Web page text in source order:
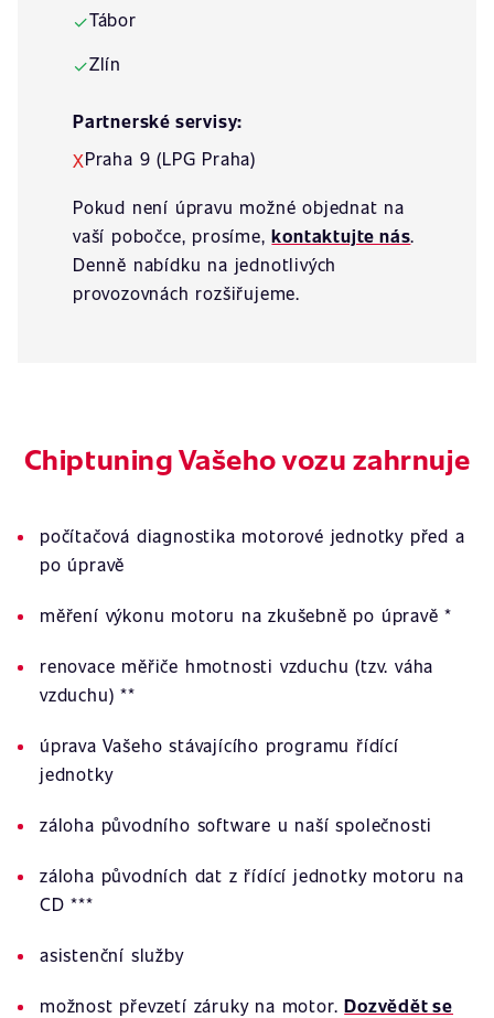
✓Tábor
✓Zlín
Partnerské servisy:
XPraha 9 (LPG Praha)
Pokud není úpravu možné objednat na
vaší pobočce, prosíme,kontaktujte nás.
Denně nabídku na jednotlivých
provozovnách rozšiřujeme.
Chiptuning Vašeho vozu zahrnuje
počítačová diagnostika motorové jednotky před a
po úpravě
měření výkonu motoru na zkušebně po úpravě *
renovace měřiče hmotnosti vzduchu (tzv. váha
vzduchu) **
úprava Vašeho stávajícího programu řídící
jednotky
záloha původního software u naší společnosti
záloha původních dat z řídící jednotky motoru na
CD ***
asistenční služby
možnost převzetí záruky na motor.Dozvědět se